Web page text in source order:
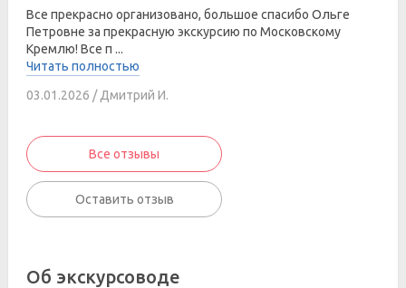
Все прекрасно организовано, большое спасибо Ольге
Петровне за прекрасную экскурсию по Московскому
Кремлю! Все п ...
Читать полностью
03.01.2026 / Дмитрий И.
Все отзывы
Оставить отзыв
Об экскурсоводе